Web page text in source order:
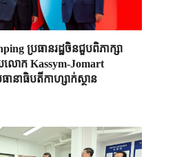
ប្រធានរដ្ឋចិន​ជួបពិភាក្សា​
លោក Kassym-Jomart
ានាធិបតី​កាហ្សាក់ស្ថាន​